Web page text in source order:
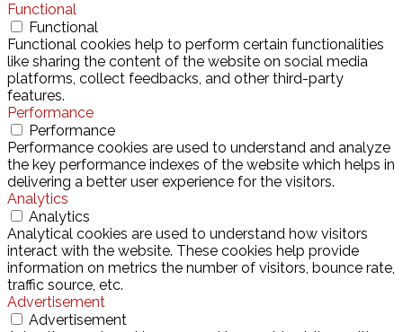
Functional
Functional
Functional cookies help to perform certain functionalities
like sharing the content of the website on social media
platforms, collect feedbacks, and other third-party
features.
Performance
Performance
Performance cookies are used to understand and analyze
the key performance indexes of the website which helps in
delivering a better user experience for the visitors.
Analytics
Analytics
Analytical cookies are used to understand how visitors
interact with the website. These cookies help provide
information on metrics the number of visitors, bounce rate,
traffic source, etc.
Advertisement
Advertisement